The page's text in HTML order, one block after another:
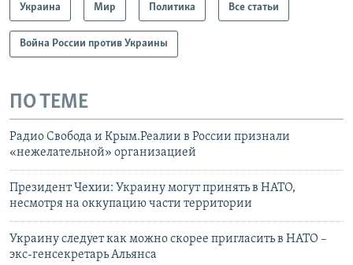
Украина Мир Политика Все статьи
Война России против Украины
ПО ТЕМЕ
Радио Свобода и Крым.Реалии в России признали
«нежелательной» организацией
Президент Чехии: Украину могут принять в НАТО,
несмотря на оккупацию части территории
Украину следует как можно скорее пригласить в НАТО –
экс-генсекретарь Альянса